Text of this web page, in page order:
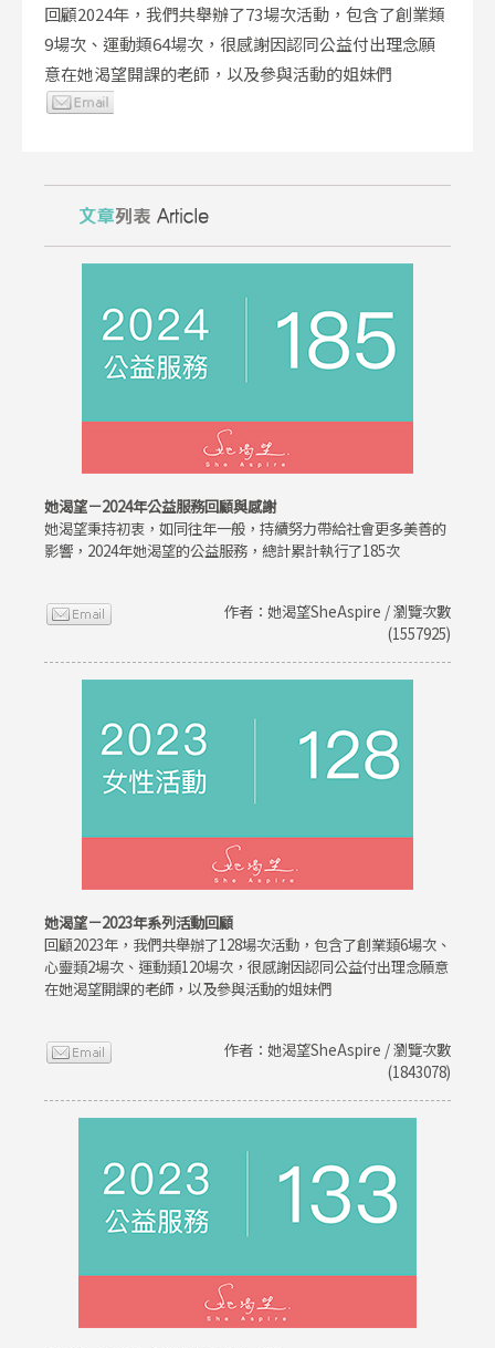
回顧2024年，我們共舉辦了73場次活動，包含了創業類
9場次、運動類64場次，很感謝因認同公益付出理念願
意在她渴望開課的老師，以及參與活動的姐妹們
她渴望－2024年公益服務回顧與感謝
她渴望秉持初衷，如同往年一般，持續努力帶給社會更多美善的
影響，2024年她渴望的公益服務，總計累計執行了185次
作者：她渴望SheAspire / 瀏覽次數
(1557925)
她渴望－2023年系列活動回顧
回顧2023年，我們共舉辦了128場次活動，包含了創業類6場次、
心靈類2場次、運動類120場次，很感謝因認同公益付出理念願意
在她渴望開課的老師，以及參與活動的姐妹們
作者：她渴望SheAspire / 瀏覽次數
(1843078)